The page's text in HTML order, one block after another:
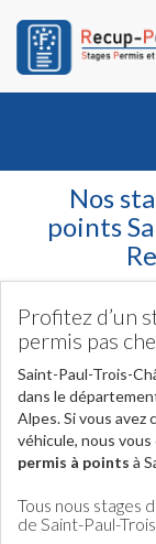
Nos
points
Profitez d’un
permis pas
Saint-Paul-Trois-
dans le
Alpes. Si vous
véhicule, nous
permis à points à
Tous nous stages
de Saint-Paul-